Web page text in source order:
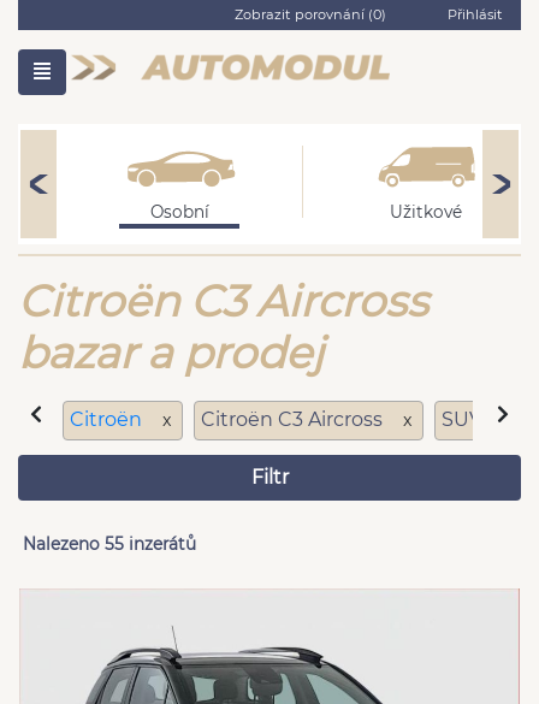
Zobrazit porovnání (0) Přihlásit
Osobní Užitkové
Citroën C3 Aircross
bazar a prodej
Citroën x Citroën C3 Aircross x SUV x
Filtr
Nalezeno 55 inzerátů